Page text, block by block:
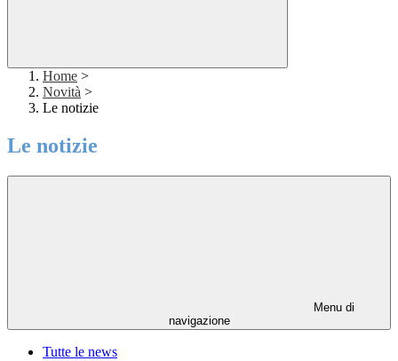
Home >
Novità >
Le notizie
Le notizie
Menu di
navigazione
Tutte le news